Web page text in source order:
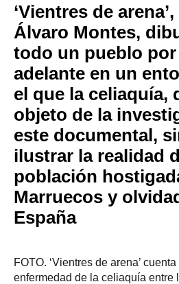
‘Vientres de
Álvaro Montes,
todo un pueblo
adelante en un
el que la celiaquía,
objeto de la
este documental,
ilustrar la realidad
población
Marruecos y
España
FOTO. ‘Vientres de arena’
enfermedad de la celiaquía entre